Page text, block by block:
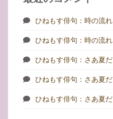
ひねもす俳句：時の流れ
ひねもす俳句：時の流れ
ひねもす俳句：さあ夏だ
ひねもす俳句：さあ夏だ
ひねもす俳句：さあ夏だ